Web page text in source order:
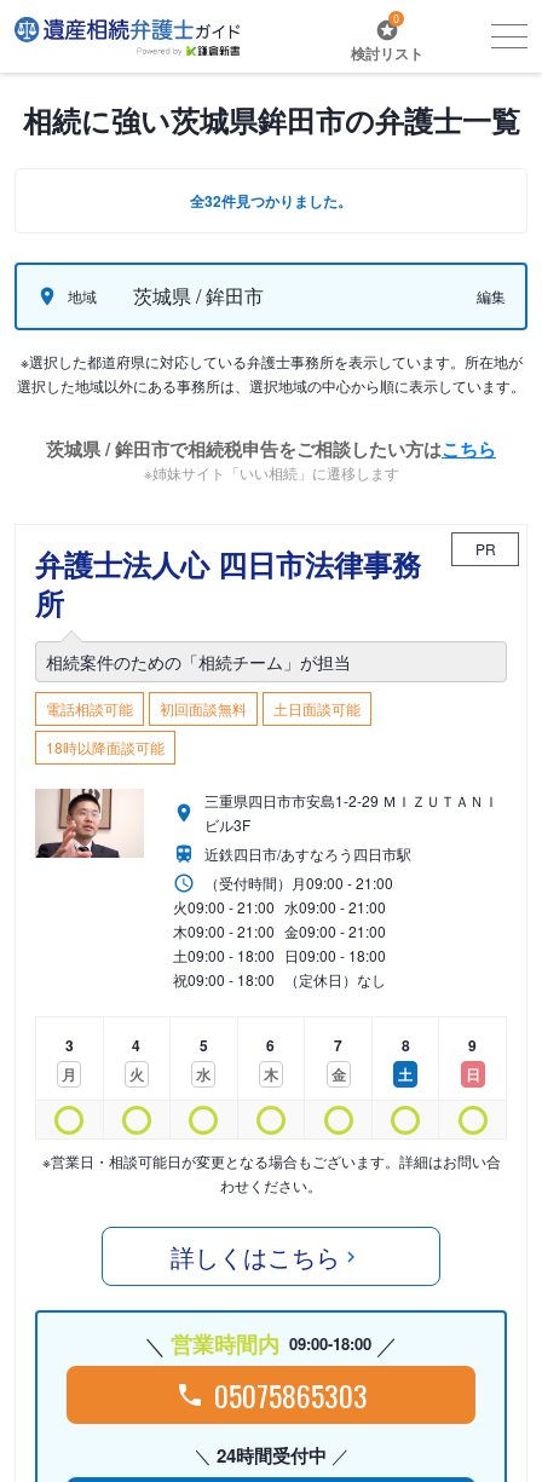
0
検討リスト
相続に強い茨城県鉾田市の弁護士一覧
全32件見つかりました。
地域 茨城県 / 鉾田市 編集
※選択した都道府県に対応している弁護士事務所を表示しています。所在地が
選択した地域以外にある事務所は、選択地域の中心から順に表示しています。
茨城県 / 鉾田市で相続税申告をご相談したい方はこちら
※姉妹サイト「いい相続」に遷移します
弁護士法人心 四日市法律事務
所
PR
相続案件のための「相続チーム」が担当
電話相談可能 初回面談無料
土日面談可能
18時以降面談可能
三重県四日市市安島1-2-29 ＭＩＺＵＴＡＮＩ
ビル3F
近鉄四日市/あすなろう四日市駅
（受付時間） 月09:00 - 21:00
火09:00 - 21:00 水09:00 - 21:00
木09:00 - 21:00 金09:00 - 21:00
土09:00 - 18:00 日09:00 - 18:00
祝09:00 - 18:00 （定休日）なし
3
月
4
火
5
水
6
木
7
金
8
土
9
日
※営業日・相談可能日が変更となる場合もございます。詳細はお問い合
わせください。
詳しくはこちら
営業時間内 09:00-18:00
05075865303
24時間受付中